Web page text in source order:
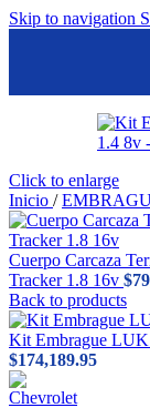
Skip to navigation
Click to enlarge
Inicio /
Cuerpo Carcaza
Tracker 1.8 16v $
Back to products
Kit Embrague LUK
$174,189.95